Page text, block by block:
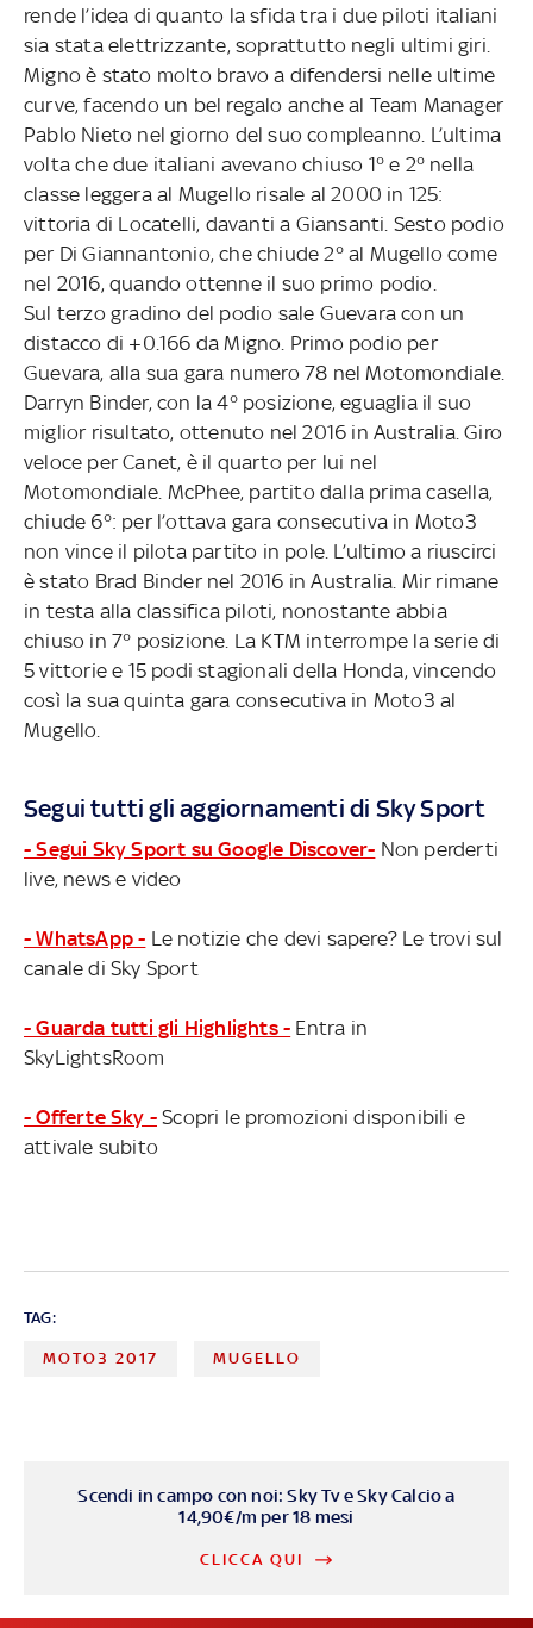
rende l’idea di quanto la sfida tra i due piloti italiani
sia stata elettrizzante, soprattutto negli ultimi giri.
Migno è stato molto bravo a difendersi nelle ultime
curve, facendo un bel regalo anche al Team Manager
Pablo Nieto nel giorno del suo compleanno. L’ultima
volta che due italiani avevano chiuso 1° e 2° nella
classe leggera al Mugello risale al 2000 in 125:
vittoria di Locatelli, davanti a Giansanti. Sesto podio
per Di Giannantonio, che chiude 2° al Mugello come
nel 2016, quando ottenne il suo primo podio.
Sul terzo gradino del podio sale Guevara con un
distacco di +0.166 da Migno. Primo podio per
Guevara, alla sua gara numero 78 nel Motomondiale.
Darryn Binder, con la 4° posizione, eguaglia il suo
miglior risultato, ottenuto nel 2016 in Australia. Giro
veloce per Canet, è il quarto per lui nel
Motomondiale. McPhee, partito dalla prima casella,
chiude 6°: per l’ottava gara consecutiva in Moto3
non vince il pilota partito in pole. L’ultimo a riuscirci
è stato Brad Binder nel 2016 in Australia. Mir rimane
in testa alla classifica piloti, nonostante abbia
chiuso in 7° posizione. La KTM interrompe la serie di
5 vittorie e 15 podi stagionali della Honda, vincendo
così la sua quinta gara consecutiva in Moto3 al
Mugello.
Segui tutti gli aggiornamenti di Sky Sport
- Segui Sky Sport su Google Discover- Non perderti
live, news e video
- WhatsApp - Le notizie che devi sapere? Le trovi sul
canale di Sky Sport
- Guarda tutti gli Highlights - Entra in
SkyLightsRoom
- Offerte Sky - Scopri le promozioni disponibili e
attivale subito
TAG:
MOTO3 2017 MUGELLO
Scendi in campo con noi: Sky Tv e Sky Calcio a
14,90€/m per 18 mesi
CLICCA QUI